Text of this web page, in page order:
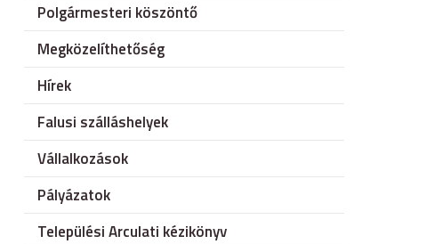
Polgármesteri köszöntő
Megközelíthetőség
Hírek
Falusi szálláshelyek
Vállalkozások
Pályázatok
Települési Arculati kézikönyv